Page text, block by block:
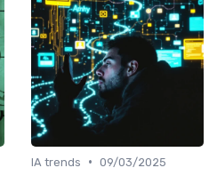
IA trends • 09/03/2025